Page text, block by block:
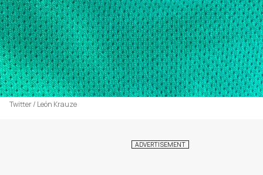
Twitter / León Krauze